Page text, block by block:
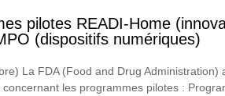
pilotes READI-Home
(dispositifs numériques)
La FDA (Food and Drug Administration)
les programmes pilotes :